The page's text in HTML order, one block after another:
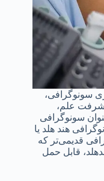
سونوگرافی،
علم،
سونوگرافی
هند هلد یا
قدیمی‌تر که
قابل حمل